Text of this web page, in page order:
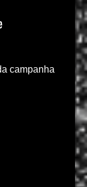
campanha